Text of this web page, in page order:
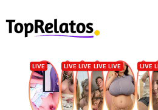
contenido